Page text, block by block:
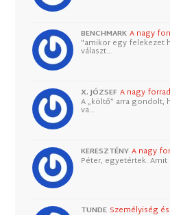
BENCHMARK A nagy
"amikor egy felekezet
választ…
X. JÓZSEF A nagy
A „költő” arra
va…
KERESZTÉNY A nagy
Péter, egyetértek.
TUNDE Személyiség